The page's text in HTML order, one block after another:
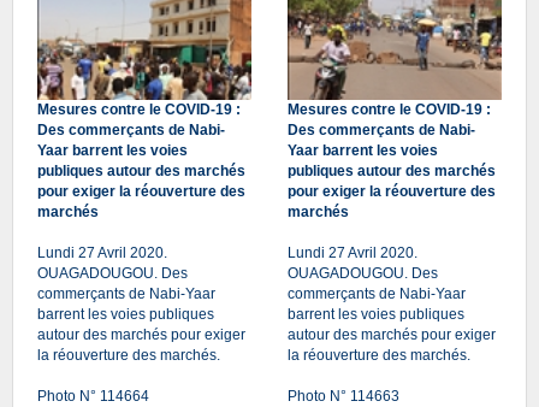
Mesures contre le COVID-19 :
Des commerçants de Nabi-
Yaar barrent les voies
publiques autour des marchés
pour exiger la réouverture des
marchés
Lundi 27 Avril 2020.
OUAGADOUGOU. Des
commerçants de Nabi-Yaar
barrent les voies publiques
autour des marchés pour exiger
la réouverture des marchés.
Photo N° 114664
Mesures contre le COVID-19 :
Des commerçants de Nabi-
Yaar barrent les voies
publiques autour des marchés
pour exiger la réouverture des
marchés
Lundi 27 Avril 2020.
OUAGADOUGOU. Des
commerçants de Nabi-Yaar
barrent les voies publiques
autour des marchés pour exiger
la réouverture des marchés.
Photo N° 114663